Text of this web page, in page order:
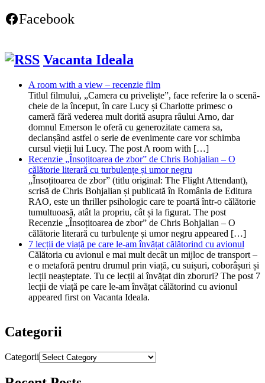
Facebook
Vacanta Ideala
A room with a view – recenzie film
Titlul filmului, „Camera cu priveliște”, face referire la o scenă-
cheie de la început, în care Lucy și Charlotte primesc o
cameră fără vederea mult dorită asupra râului Arno, dar
domnul Emerson le oferă cu generozitate camera sa,
declanșând astfel o serie de evenimente care vor schimba
cursul vieții lui Lucy. The post A room with […]
Recenzie „Însoțitoarea de zbor” de Chris Bohjalian – O
călătorie literară cu turbulențe și umor negru
„Însoțitoarea de zbor” (titlu original: The Flight Attendant),
scrisă de Chris Bohjalian și publicată în România de Editura
RAO, este un thriller psihologic care te poartă într-o călătorie
tumultuoasă, atât la propriu, cât și la figurat. The post
Recenzie „Însoțitoarea de zbor” de Chris Bohjalian – O
călătorie literară cu turbulențe și umor negru appeared […]
7 lecții de viață pe care le-am învățat călătorind cu avionul
Călătoria cu avionul e mai mult decât un mijloc de transport –
e o metaforă pentru drumul prin viață, cu suișuri, coborâșuri și
lecții neașteptate. Tu ce lecții ai învățat din zboruri? The post 7
lecții de viață pe care le-am învățat călătorind cu avionul
appeared first on Vacanta Ideala.
Categorii
Categorii